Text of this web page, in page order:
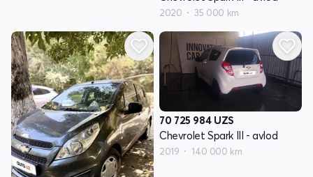
2020 35 000 km
70 725 984 UZS
Chevrolet Spark III - avlod
2019 140 000 km